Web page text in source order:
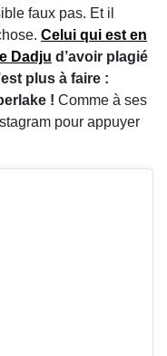
faux pas. Et il
Celui qui est en
Dadju d’avoir plagié
plus à faire :
! Comme à ses
pour appuyer